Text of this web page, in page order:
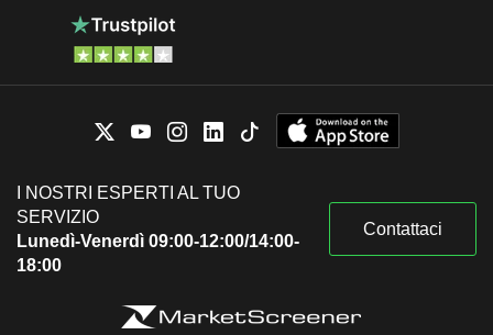
I NOSTRI ESPERTI AL TUO
SERVIZIO
Lunedì-Venerdì 09:00-12:00/14:00-
18:00
Contattaci